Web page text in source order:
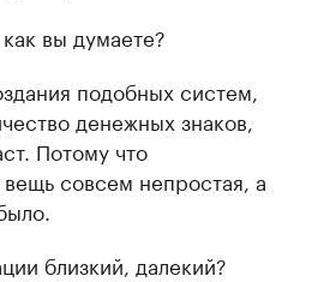
вы думаете?
подобных систем,
денежных знаков,
Потому что
совсем непростая, а
близкий, далекий?